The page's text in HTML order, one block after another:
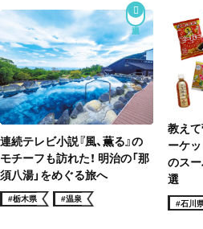
連続テレビ小説『風、薫る』の
モチーフも訪れた！ 明治の「那
須八湯」をめぐる旅へ
#栃木県 #温泉
教え
ーケ
のス
選
#石川